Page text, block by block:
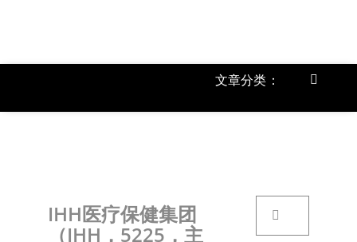
文章分类：
Toggle
IHH医疗保健集团
（IHH，5225，主